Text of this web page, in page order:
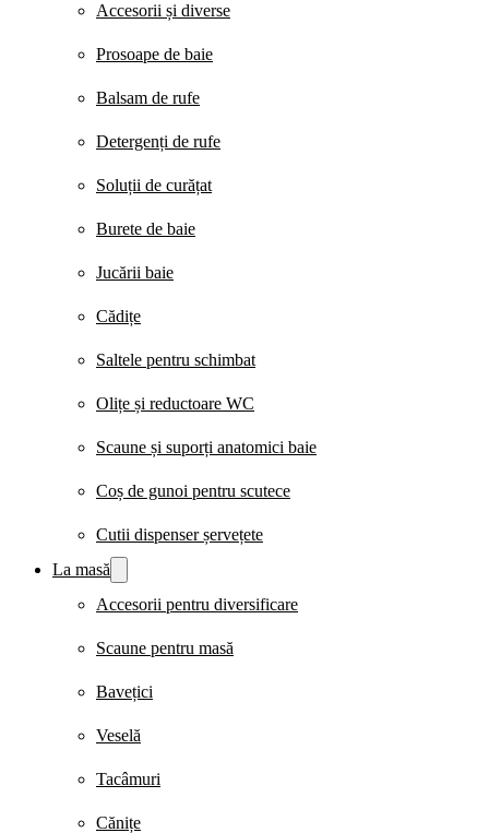
Accesorii și diverse
Prosoape de baie
Balsam de rufe
Detergenți de rufe
Soluții de curățat
Burete de baie
Jucării baie
Cădițe
Saltele pentru schimbat
Olițe și reductoare WC
Scaune și suporți anatomici baie
Coș de gunoi pentru scutece
Cutii dispenser șervețete
La masă
Accesorii pentru diversificare
Scaune pentru masă
Bavețici
Veselă
Tacâmuri
Cănițe